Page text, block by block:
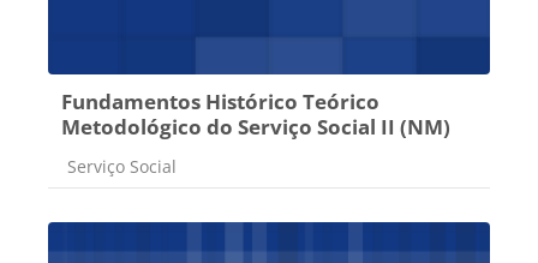
Fundamentos Histórico Teórico
Metodológico do Serviço Social II (NM)
Categoria do curso
Serviço Social